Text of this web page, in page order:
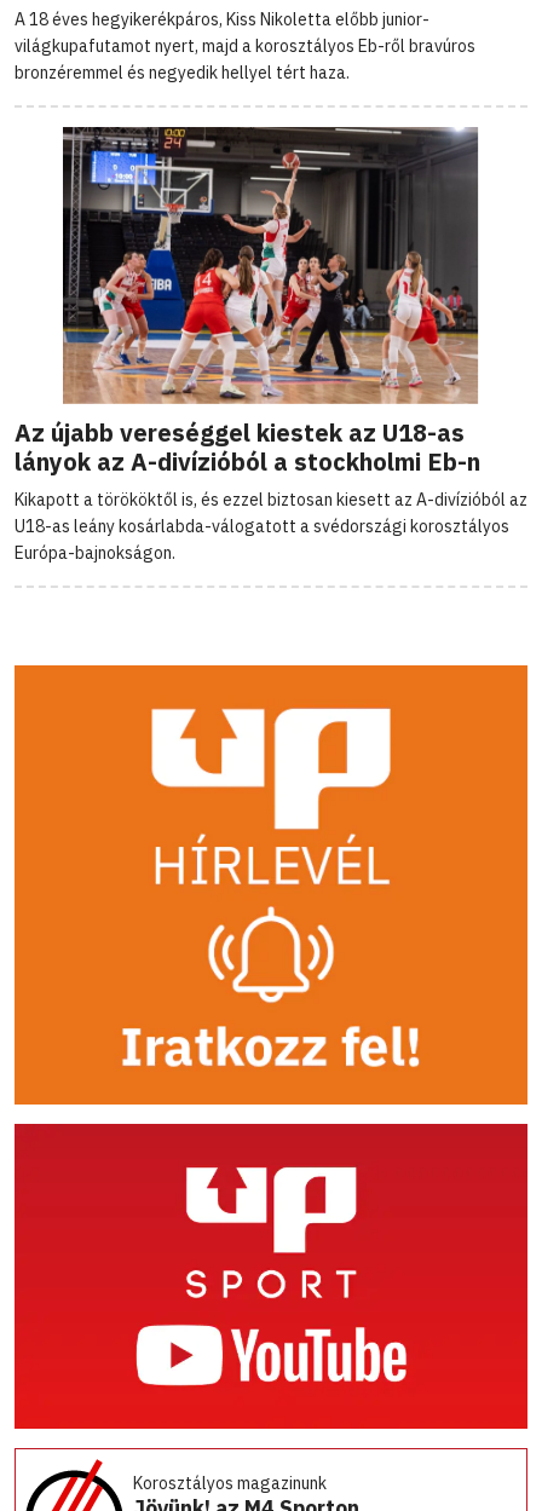
A 18 éves hegyikerékpáros, Kiss Nikoletta előbb junior-
világkupafutamot nyert, majd a korosztályos Eb-ről bravúros
bronzéremmel és negyedik hellyel tért haza.
Az újabb vereséggel kiestek az U18-as
lányok az A-divízióból a stockholmi Eb-n
Kikapott a törököktől is, és ezzel biztosan kiesett az A-divízióból az
U18-as leány kosárlabda-válogatott a svédországi korosztályos
Európa-bajnokságon.
Korosztályos magazinunk